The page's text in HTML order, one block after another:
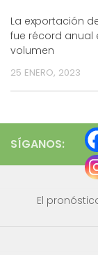
La exportación
fue récord anual
volumen
25 ENERO, 2023
SÍGANOS:
El